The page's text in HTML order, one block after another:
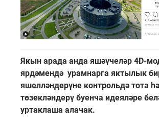
Якын арада анда яшәүчеләр 4D-
ярдәмендә урамнарга яктылык
яшелләндерүне контрольдә тота
төзекләндерү буенча идеяләре
уртаклаша алачак.